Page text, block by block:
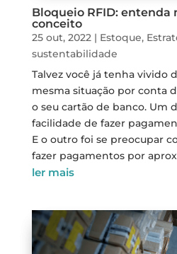
Bloqueio RFID: entenda
conceito
25 out, 2022| Estoque,
sustentabilidade
Talvez você já tenha vivido
mesma situação por conta
o seu cartão de banco. Um
facilidade de fazer
E o outro foi se preocupar
fazer pagamentos por
ler mais